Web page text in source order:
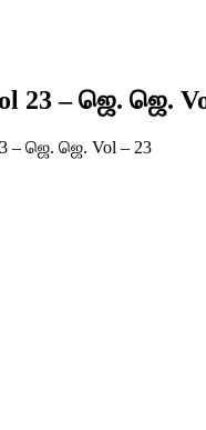
23 – ஜெ. ஜெ.
– ஜெ. ஜெ. Vol – 23